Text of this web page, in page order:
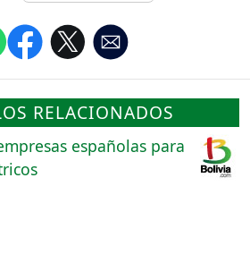
RELACIONADOS